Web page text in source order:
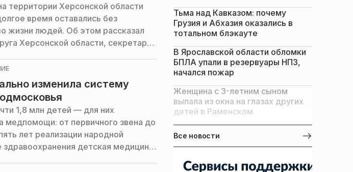
территории Херсонской области
время оставались без
жизни людей. Об этом рассказал
Херсонской области, секретарь
изменила систему
1,8 млн детей — для них
медпомощи: от первичного звена до
лет реализации народной
детская медицина
Тьма над Кавказом: почему
Грузия и Абхазия оказались в
тотальном блэкауте
В Ярославской области обломки
БПЛА упали в резервуары НПЗ,
начался пожар
Женщина с 3-летним сыном
выпала из окна на глазах других
детей в Раменском
Все новости